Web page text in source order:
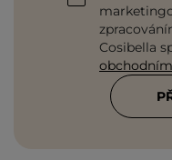
Cosibella